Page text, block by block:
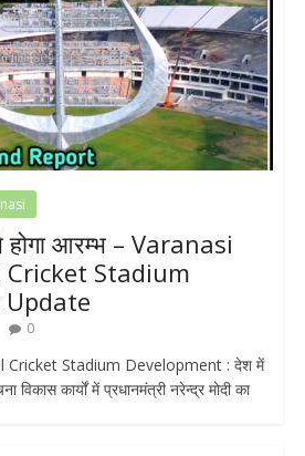
होगा आरम्भ – Varanasi
Stadium
Update
0
Cricket Stadium Development : देश में
विकास कार्यों में प्रधानमंत्री नरेन्द्र मोदी का